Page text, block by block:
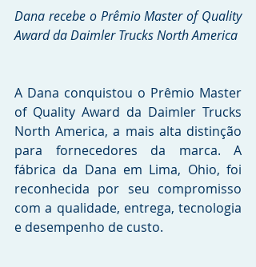
Dana recebe o Prêmio Master of Quality
Award da Daimler Trucks North America
A Dana conquistou o Prêmio Master
of Quality Award da Daimler Trucks
North America, a mais alta distinção
para fornecedores da marca. A
fábrica da Dana em Lima, Ohio, foi
reconhecida por seu compromisso
com a qualidade, entrega, tecnologia
e desempenho de custo.